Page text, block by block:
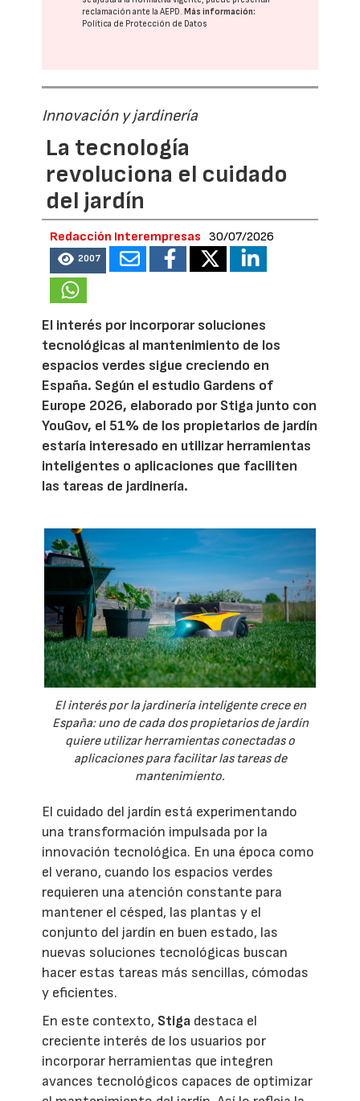
reclamación ante laAEPD. Más información:
Política de Protección de Datos
Innovación y jardinería
La tecnología
revoluciona el cuidado
del jardín
Redacción Interempresas 30/07/2026
2007
El interés por incorporar soluciones
tecnológicas al mantenimiento de los
espacios verdes sigue creciendo en
España. Según el estudio Gardens of
Europe 2026, elaborado por Stiga junto con
YouGov, el 51% de los propietarios de jardín
estaría interesado en utilizar herramientas
inteligentes o aplicaciones que faciliten
las tareas de jardinería.
El interés por la jardinería inteligente crece en
España: uno de cada dos propietarios de jardín
quiere utilizar herramientas conectadas o
aplicaciones para facilitar las tareas de
mantenimiento.
El cuidado del jardín está experimentando
una transformación impulsada por la
innovación tecnológica. En una época como
el verano, cuando los espacios verdes
requieren una atención constante para
mantener el césped, las plantas y el
conjunto del jardín en buen estado, las
nuevas soluciones tecnológicas buscan
hacer estas tareas más sencillas, cómodas
y eficientes.
En este contexto, Stiga destaca el
creciente interés de los usuarios por
incorporar herramientas que integren
avances tecnológicos capaces de optimizar